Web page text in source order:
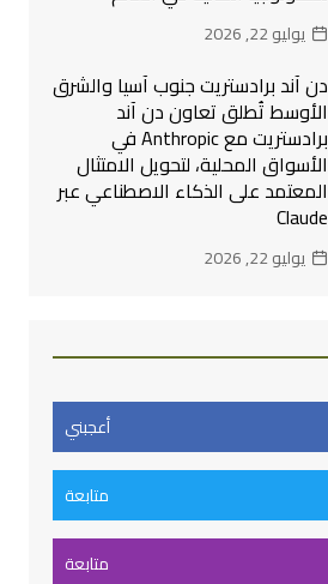
يوليو 22, 2026
دن آند برادستريت جنوب آسيا والشرق
الأوسط تُطلق تعاون دن آند
برادستريت مع Anthropic في
الأسواق المحلية، لتحويل الامتثال
المعتمد على الذكاء الاصطناعي عبر
Claude
يوليو 22, 2026
أعجبني
متابعة
متابعة